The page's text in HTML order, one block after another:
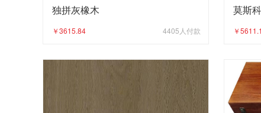
独拼灰橡木
￥3615.84 4405 人付款
莫斯
￥